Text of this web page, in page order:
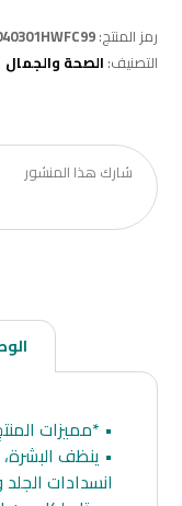
رمز المنتج:
التصنيف: الصحة والجمال
• *مميزات
• ينظف
انسدادات